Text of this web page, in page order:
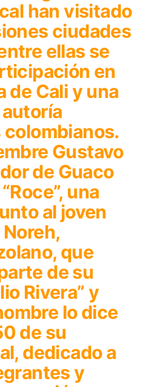
han visitado
ciudades
ellas se
en
de Cali y una
colombianos.
Gustavo
de Guaco
una
al joven
que
de su
Rivera” y
lo dice
de su
dedicado a
y